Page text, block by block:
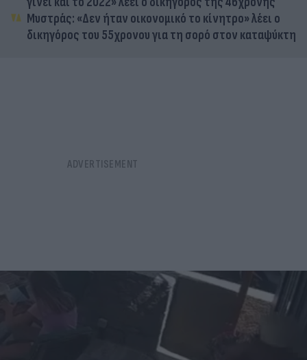
Μυστράς: «Δεν ήταν οικονομικό το κίνητρο» λέει ο
δικηγόρος του 55χρονου για τη σορό στον καταψύκτη